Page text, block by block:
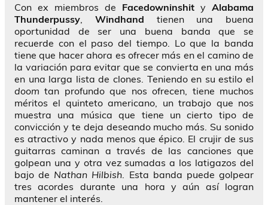
Con ex miembros de Facedowninshit y Alabama
Thunderpussy
Windhand tienen una buena
oportunidad de ser una buena banda que se
recuerde con el paso del tiempo. Lo que la banda
tiene que hacer ahora es ofrecer más en el camino de
la variación para evitar que se convierta en una más
en una larga lista de clones. Teniendo en su estilo el
doom tan profundo que nos ofrecen, tiene muchos
méritos el quinteto americano, un trabajo que nos
muestra una música que tiene un cierto tipo de
convicción y te deja deseando mucho más. Su sonido
es atractivo y nada menos que épico. El crujir de sus
guitarras caminan a través de las canciones que
golpean una y otra vez sumadas a los latigazos del
bajo de Nathan Hilbish . Esta banda puede golpear
tres acordes durante una hora y aún así logran
mantener el interés.